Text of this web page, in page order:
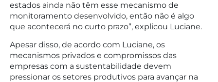
estados ainda não têm esse mecanismo de
monitoramento desenvolvido, então não é algo
que acontecerá no curto prazo”, explicou Luciane.
Apesar disso, de acordo com Luciane, os
mecanismos privados e compromissos das
empresas com a sustentabilidade devem
pressionar os setores produtivos para avançar na